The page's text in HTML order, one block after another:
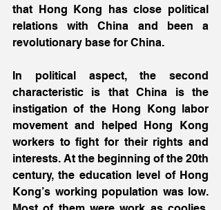
that Hong Kong has close political
relations with China and been a
revolutionary base for China.
In political aspect, the second
characteristic is that China is the
instigation of the Hong Kong labor
movement and helped Hong Kong
workers to fight for their rights and
interests. At the beginning of the 20th
century, the education level of Hong
Kong’s working population was low.